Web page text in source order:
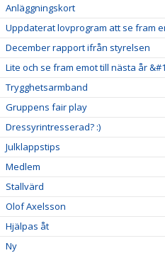
Anläggningskort
Uppdaterat lovprogram att se fram
December rapport ifrån styrelsen
Lite och se fram emot till nästa år
Trygghetsarmband
Gruppens fair play
Dressyrintresserad? :)
Julklappstips
Medlem
Stallvärd
Olof Axelsson
Hjälpas åt
Ny